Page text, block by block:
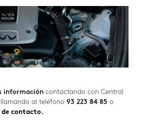
informacióncontactando con Central
al teléfono 93 223 84 85 o
contacto.